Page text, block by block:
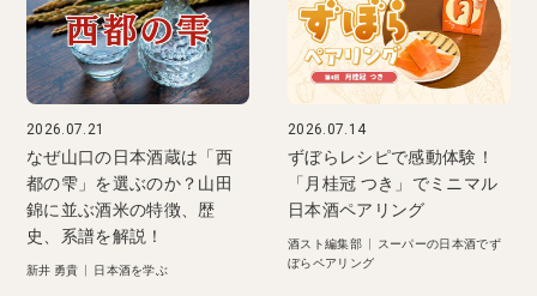
2026.07.21
なぜ山口の日本酒蔵は「西
都の雫」を選ぶのか？山田
錦に並ぶ酒米の特徴、歴
史、系譜を解説！
新井 勇貴 日本酒を学ぶ
2026.07.14
ずぼらレシピで感動体験！
「月桂冠 つき」でミニマル
日本酒ペアリング
酒スト編集部
スーパーの日本酒でず
ぼらペアリング